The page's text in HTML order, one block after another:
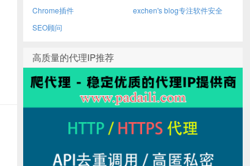
Chrome插件
exchen's blog专注软件安全
SEO顾问
高质量的代理IP推荐